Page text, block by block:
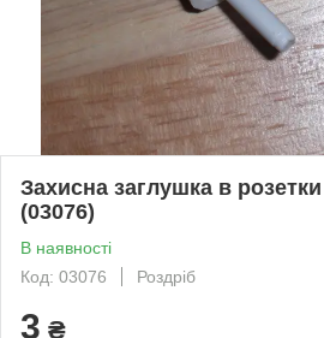
Захисна заглушка в
(03076)
В наявності
Код: 03076
Роздріб
3 ₴